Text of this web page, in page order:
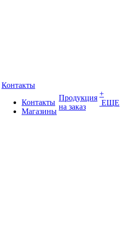
Контакты
Контакты
Магазины
Продукция
на заказ
+
ЕЩЕ